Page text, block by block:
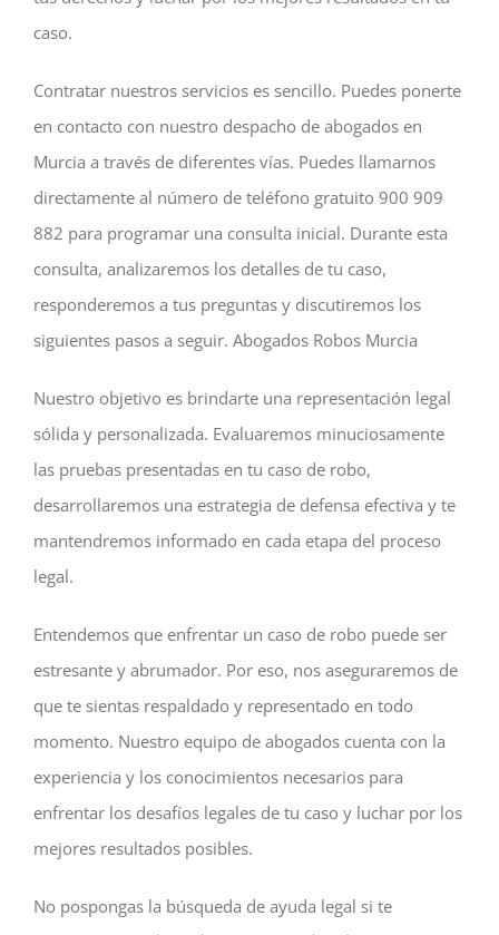
caso.
Contratar nuestros servicios es sencillo. Puedes ponerte
en contacto con nuestro despacho de abogados en
Murcia a través de diferentes vías. Puedes llamarnos
directamente al número de teléfono gratuito 900 909
882 para programar una consulta inicial. Durante esta
consulta, analizaremos los detalles de tu caso,
responderemos a tus preguntas y discutiremos los
siguientes pasos a seguir. Abogados Robos Murcia
Nuestro objetivo es brindarte una representación legal
sólida y personalizada. Evaluaremos minuciosamente
las pruebas presentadas en tu caso de robo,
desarrollaremos una estrategia de defensa efectiva y te
mantendremos informado en cada etapa del proceso
legal.
Entendemos que enfrentar un caso de robo puede ser
estresante y abrumador. Por eso, nos aseguraremos de
que te sientas respaldado y representado en todo
momento. Nuestro equipo de abogados cuenta con la
experiencia y los conocimientos necesarios para
enfrentar los desafíos legales de tu caso y luchar por los
mejores resultados posibles.
No pospongas la búsqueda de ayuda legal si te